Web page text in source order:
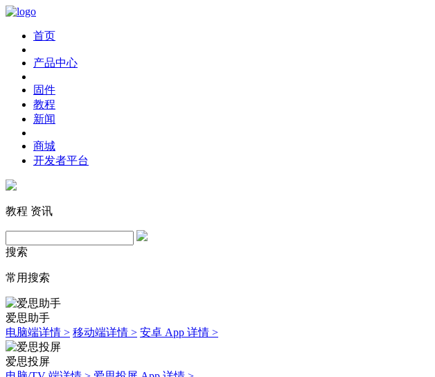
首页
产品中心
固件
教程
新闻
商城
开发者平台
教程 资讯
搜索
常用搜索
爱思助手
电脑端详情 > 移动端详情 > 安卓 App 详情 >
爱思投屏